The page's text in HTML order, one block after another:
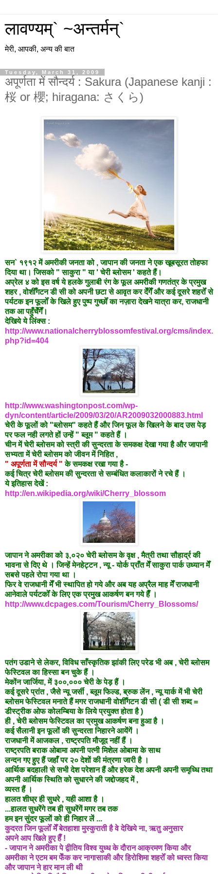
लावण्यम्` ~अन्तर्मन्`
मेरी, आपकी, अन्य की बात
Tuesday, March 31, 2009
अपूर्णता में सौन्दर्य : Sakura (Japanese kanji :
桜 or 櫻; hiragana: さくら)
सन` १९१२ में अमरीकी जनता को , जापान की जनता ने एक खूबसूरत तोहफा
दिया था। जिसको " साकुरा " या ' चेरी ब्लोसम ' कहते हैं।
अप्रेल ४ को इस वर्ष ये हलके गुलाबी रंग के फूल अमरीकी गणतंत्र के प्रमुख
शहर , वोशीँगटन डी सी को अपनी छटा से आवृत कर देँगेँ और कई दूसरे शहरोँ से
पर्यटक इन फूलोँ के खिले हुए पुष्प गुच्छोँ का नज़ारा देखने यात्रा कर, राजधानी
तक आ पहुँचेँगेँ।
देखिये ये लिंक्स :
http://www.nationalcherryblossomfestival.org/cms/index.
php?id=404
http://www.washingtonpost.com/wp-
dyn/content/article/2009/03/20/AR2009032000883.html
चेरी के फूलों को "ब्लोसम" कहते हैं और जिन फूल के खिलने के बाद उस पेड़
पर फल नही लगते हों उन्हें " ब्लूम " कहते हैं ।
चीन में चेरी ब्लोसम को स्त्री की सुन्दरता के समकक्ष देखा गया है और जापानी
सभ्यता में चेरी ब्लोसम को जीवन में निहित ,
" अपूर्णता में सौन्दर्य "के समकक्ष रखा गया है -
कई चित्र चेरी ब्लोसम की सुन्दरता से सम्बंधित कलाकारों ने रचे हैं ।
ये इतिहास देखें :
http://en.wikipedia.org/wiki/Cherry_blossom
जापान ने अमरीका को ३,०२० चेरी ब्लोसम के वृक्ष , मैत्री तथा सौहार्द्र की
भावना से दिए थे । जिन्हें मेनहेट्टन , न्यू - योर्क प्राँत मेँ साकुरा पार्क उध्यान मेँ
सबसे पहले रोपा गया था ।
फिर वे राजधानी मेँ भी स्थापित हो गये और अब यह अप्रैल माह मेँ राजधानी
आनेवाले पर्यटकोँ के लिए एक प्रमुख आकर्षण बन गये हैँ ।
http://www.dcpages.com/Tourism/Cherry_Blossoms/
पतंग उडाने से लेकर, विविध साँस्कृतिक झांकी लिए परेड भी अब , चेरी ब्लोसम
फेस्टिवल का हिस्सा बन चुके हैं ।
मेकोंन जार्जिया, में ३००,००० चेरी के पेड़ हैं ।
कई दूसरे प्रांत , जैसे न्यू जर्सी , ब्लूम फिल्ड, ब्रुक लेंन , न्यू यार्क में भी चेरी
ब्लोसम फेस्टिवल मनाते हैं मगर राजधानीवोशीँगटन डी सी ( डी सी शब्द =
डीस्ट्रीक ओफ कोलम्बिया के लिये प्रयुक्त होता है )
ही , चेरी ब्लोसम फेस्टिवल का प्रमुख आकर्षण बना हुआ है ।
कई सैलानी इन फूलों की सुन्दरता निहारने आयेंगें ।
राजधानी में आजकल , राष्ट्रपति मौजूद नहीं हैं ।
राष्ट्रपति बराक ओबामा अपनी पत्नी मिशेल ओबामा के साथ
लन्दन गए हुए हैं जहाँ पर २० देशों की मंत्रणा जारी है ।
आर्थिक बदहाली से सभी देश परेशान हैं और हरेक देश अपनी अपनी समृध्धि तथा
अपनी आर्थिक स्थिति को सुधारने कीजद्दोजहदमें ,
व्यस्त हैं ।
हालत शीघ्र ही सुधरे , यही आशा है ।
...हालत सुधरेंगे तब ही सुधरेंगें मगर तब तक
हम इन सुंदर फूलों को ही निहार लें ...
कुदरत जिन फूलोँ मेँ बेतहाशा मुस्कुराती है वे देखिये ना, ऋतु अनुसार
अपने आप खिले हुए हैँ !
- जापान ने अमरीका पे द्वीतिय विश्व युध्ध के दौरान आक्रमण किया और
अमरीका ने एटम बम फेँक कर नागासाकी और हिरोशिमा शहरोँ को ध्वस्त किया
और जापान ने हार मान ली थी